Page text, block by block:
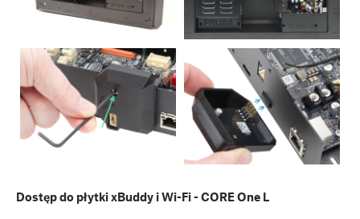
Dostęp do płytki xBuddy i Wi-Fi - CORE One L